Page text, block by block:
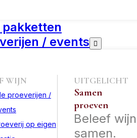
pakketten
/ events
WIJN
proeverijen /
op eigen
UITGELICHT
Samen
proeven
Beleef wijn
samen.